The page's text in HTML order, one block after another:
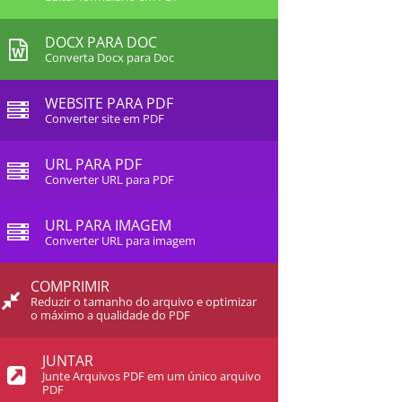
DOCX PARA DOC
Converta Docx para Doc
WEBSITE PARA PDF
Converter site em PDF
URL PARA PDF
Converter URL para PDF
URL PARA IMAGEM
Converter URL para imagem
COMPRIMIR
Reduzir o tamanho do arquivo e optimizar
o máximo a qualidade do PDF
JUNTAR
Junte Arquivos PDF em um único arquivo
PDF